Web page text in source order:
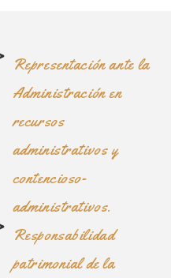
Representación ante la
Administración en
recursos
administrativos y
contencioso-
administrativos.
Responsabilidad
patrimonial de la